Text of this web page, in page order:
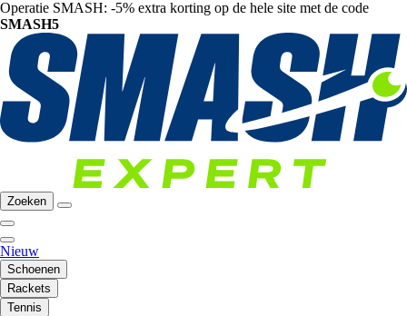
Operatie SMASH: -5% extra korting op de hele site met de code
SMASH5
Zoeken
Nieuw
Schoenen
Rackets
Tennis